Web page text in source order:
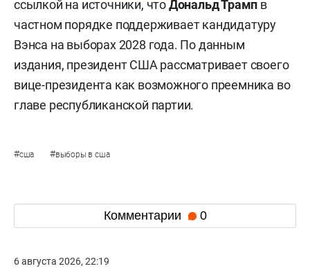
ссылкой на источники, чтоДональд Трамп в
частном порядке поддерживает кандидатуру
Вэнса на выборах 2028 года. По данным
издания, президент США рассматривает своего
вице-президента как возможного преемника во
главе республиканской партии.
#сша #выборы в сша
Комментарии 0
6 августа 2026, 22:19